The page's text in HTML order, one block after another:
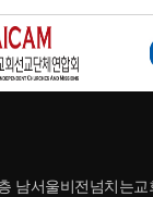
남서울비전넘치는